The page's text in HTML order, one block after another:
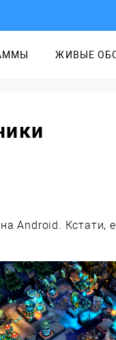
ЖИВЫЕ
Android. Кстати,